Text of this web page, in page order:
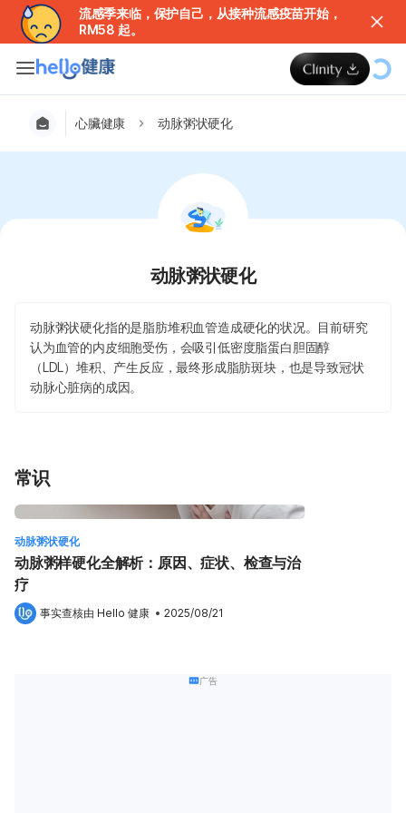
流感季来临，保护自己，从接种流感疫苗开始，
RM58 起。
心臟健康 动脉粥状硬化
动脉粥状硬化
动脉粥状硬化指的是脂肪堆积血管造成硬化的状况。目前研究
认为血管的内皮细胞受伤，会吸引低密度脂蛋白胆固醇
（LDL）堆积、产生反应，最终形成脂肪斑块，也是导致冠状
动脉心脏病的成因。
常识
动脉粥状硬化
动脉粥样硬化全解析：原因、症状、检查与治
疗
事实查核由 Hello 健康 • 2025/08/21
广告